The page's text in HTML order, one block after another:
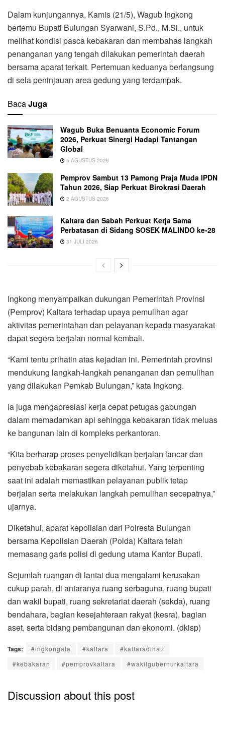
Dalam kunjungannya, Kamis (21/5), Wagub Ingkong
bertemu Bupati Bulungan Syarwani, S.Pd., M.Si., untuk
melihat kondisi pasca kebakaran dan membahas langkah
penanganan yang tengah dilakukan pemerintah daerah
bersama aparat terkait. Pertemuan keduanya berlangsung
di sela peninjauan area gedung yang terdampak.
BacaJuga
Wagub Buka Benuanta Economic Forum
2026, Perkuat Sinergi Hadapi Tantangan
Global
5 AGUSTUS 2026
Pemprov Sambut 13 Pamong Praja Muda IPDN
Tahun 2026, Siap Perkuat Birokrasi Daerah
2 AGUSTUS 2026
Kaltara dan Sabah Perkuat Kerja Sama
Perbatasan di Sidang SOSEK MALINDO ke-28
31 JULI 2026
Ingkong menyampaikan dukungan Pemerintah Provinsi
(Pemprov) Kaltara terhadap upaya pemulihan agar
aktivitas pemerintahan dan pelayanan kepada masyarakat
dapat segera berjalan normal kembali.
“Kami tentu prihatin atas kejadian ini. Pemerintah provinsi
mendukung langkah-langkah penanganan dan pemulihan
yang dilakukan Pemkab Bulungan,” kata Ingkong.
Ia juga mengapresiasi kerja cepat petugas gabungan
dalam memadamkan api sehingga kebakaran tidak meluas
ke bangunan lain di kompleks perkantoran.
“Kita berharap proses penyelidikan berjalan lancar dan
penyebab kebakaran segera diketahui. Yang terpenting
saat ini adalah memastikan pelayanan publik tetap
berjalan serta melakukan langkah pemulihan secepatnya,”
ujarnya.
Diketahui, aparat kepolisian dari Polresta Bulungan
bersama Kepolisian Daerah (Polda) Kaltara telah
memasang garis polisi di gedung utama Kantor Bupati.
Sejumlah ruangan di lantai dua mengalami kerusakan
cukup parah, di antaranya ruang serbaguna, ruang bupati
dan wakil bupati, ruang sekretariat daerah (sekda), ruang
bendahara, bagian kesejahteraan rakyat (kesra), bagian
aset, serta bidang pembangunan dan ekonomi. (dkisp)
Tags: #ingkongala #kaltara
#kaltaradihati
#kebakaran
#pemprovkaltara #wakilgubernurkaltara
Discussion about this post